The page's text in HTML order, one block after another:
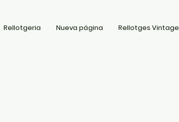
Rellotgeria Nueva página Rellotges Vintage